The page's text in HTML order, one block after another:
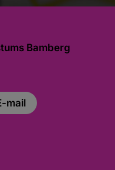
Bamberg
mail